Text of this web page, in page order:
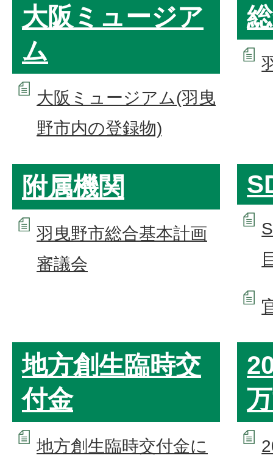
大阪ミュージア
ム
大阪ミュージアム(羽曳
野市内の登録物)
附属機関
羽曳野市総合基本計画
審議会
地方創生臨時交
付金
地方創生臨時交付金に